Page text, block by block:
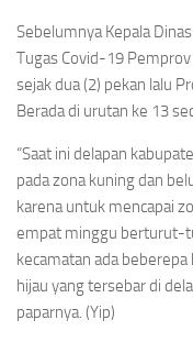
Sebelumnya Kepala
Tugas Covid-19
sejak dua (2) pekan lalu
Berada di urutan ke 13
“Saat ini delapan
pada zona kuning dan
karena untuk mencapai
empat minggu berturut-
kecamatan ada
hijau yang tersebar di
paparnya. (Yip)